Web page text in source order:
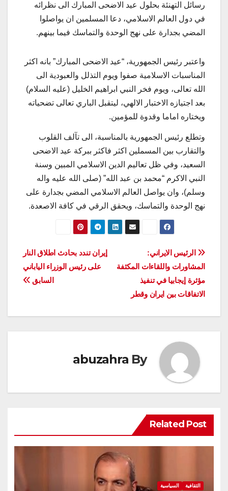
رسائل التهنئة بحلول عيد الاضحى المبارك الى نظرائه
في دول العالم الاسلامي، دعا المسلمين ان يواصلوا
المضي بجدارة على نهج الوحدة والتماسك فيما بينهم.
واعتبر رئيس الجمهورية، “عيد الاضحى المبارك” بانه اكثر
المناسبات الاسلامية صفوا ويوم التذلل والعبودية الى
الله تعالى، ويوم فخر النبي ابراهيم الخليل (عليه السلام)
بعد اجتيازه الاختبار الالهي، ليتقبل الباري تعالى تضحياته
ويختاره اماما وقدوة للمؤمين.
وتطلع رئيس الجمهورية بالمناسبة، الى تآلف القلوب
والتقارب بين المسملين اكثر فاكثر ببركة عيد الاضحى
السعيد، وفي ظل تعاليم الدين الاسلامي المبين وسنة
النبي الاكرم “محمد بن عبد الله” (صلى الله عليه واله
وسلم)، وان يواصل العالم الاسلامي المضي بجدارة على
نهج الوحدة والتماسك، ويحقق الرقي في كافة الاصعدة.
تصفّح
المقالات
إيران تندد بحادث اطلاق النار
على رئيس الوزراء الياباني
السابق
الرئيس الايراني:
المشاورات واللقاءات المكثفة
مؤثرة إيجابيا في تنفيذ
الاتفاقات بين ايران وقطر
By
abuzahra
Related Post
الثقافية السياسية